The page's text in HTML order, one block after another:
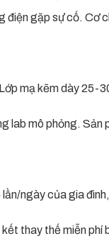
gặp sự cố.
mạ kẽm dày 25-
mô phỏng.
ngày của gia
thay thế miễn phí